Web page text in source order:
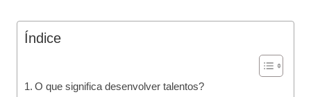
Índice
O que significa desenvolver talentos?